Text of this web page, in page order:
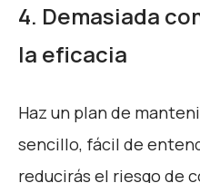
4. Demasiada
la eficacia
Haz un plan de
sencillo, fácil de
reducirás el riesgo de